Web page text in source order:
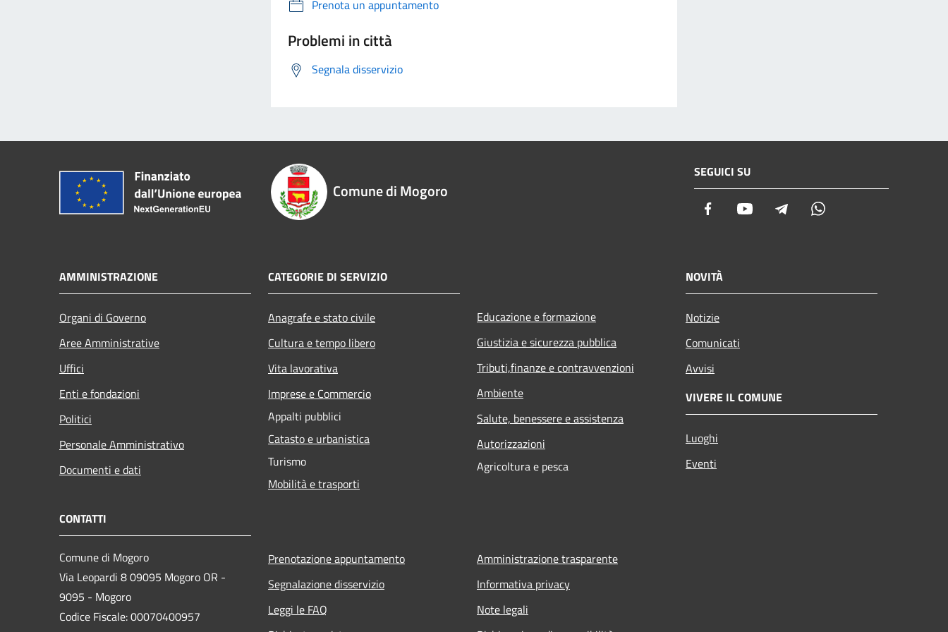
Prenota un appuntamento
Problemi in città
Segnala disservizio
Comune di Mogoro
SEGUICI SU
Facebook Youtube Telegram
AMMINISTRAZIONE
Organi di Governo
Aree Amministrative
Uffici
Enti e fondazioni
Politici
Personale Amministrativo
Documenti e dati
CATEGORIE DI SERVIZIO
Anagrafe e stato civile
Cultura e tempo libero
Vita lavorativa
Imprese e Commercio
Appalti pubblici
Catasto e urbanistica
Turismo
Mobilità e trasporti
Educazione e formazione
Giustizia e sicurezza pubblica
Tributi,finanze e contravvenzioni
Ambiente
Salute, benessere e assistenza
Autorizzazioni
Agricoltura e pesca
NOVITÀ
Notizie
Comunicati
Avvisi
VIVERE IL COMUNE
Luoghi
Eventi
CONTATTI
Comune di Mogoro
Via Leopardi 8 09095 Mogoro OR -
9095 - Mogoro
Codice Fiscale: 00070400957
Prenotazione appuntamento
Segnalazione disservizio
Leggi le FAQ
Amministrazione trasparente
Informativa privacy
Note legali